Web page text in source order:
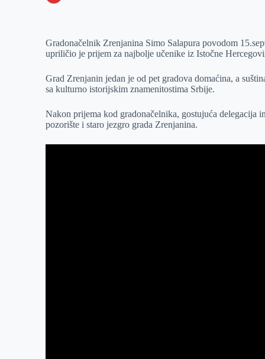
e
I
n
s
A
p
p
a
l
Gradonačelnik Zrenjanina Simo Salapura povodom
upriličio je prijem za najbolje učenike iz Istočne
Grad Zrenjanin jedan je od pet gradova domaćina, a
sa kulturno istorijskim znamenitostima Srbije.
Nakon prijema kod gradonačelnika, gostujuća
pozorište i staro jezgro grada Zrenjanina.